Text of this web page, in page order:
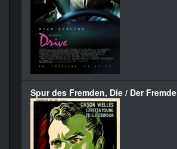
Spur des Fremden, Die / Der Fremde